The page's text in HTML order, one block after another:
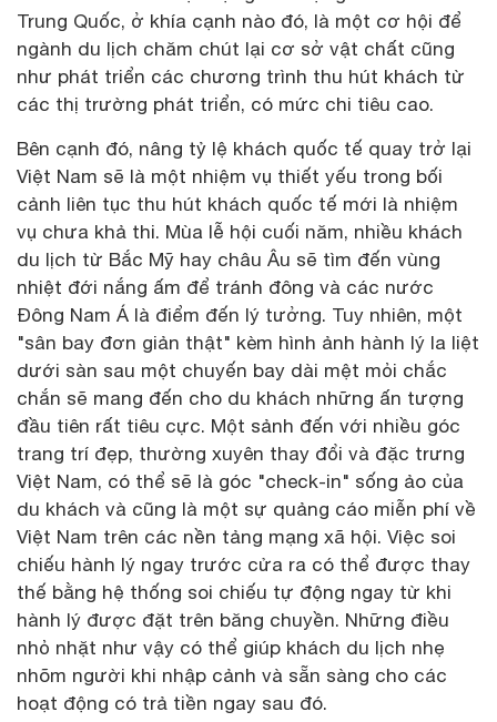
Trung Quốc, ở khía cạnh nào đó, là một cơ hội để
ngành du lịch chăm chút lại cơ sở vật chất cũng
như phát triển các chương trình thu hút khách từ
các thị trường phát triển, có mức chi tiêu cao.
Bên cạnh đó, nâng tỷ lệ khách quốc tế quay trở lại
Việt Nam sẽ là một nhiệm vụ thiết yếu trong bối
cảnh liên tục thu hút khách quốc tế mới là nhiệm
vụ chưa khả thi. Mùa lễ hội cuối năm, nhiều khách
du lịch từ Bắc Mỹ hay châu Âu sẽ tìm đến vùng
nhiệt đới nắng ấm để tránh đông và các nước
Đông Nam Á là điểm đến lý tưởng. Tuy nhiên, một
"sân bay đơn giản thật" kèm hình ảnh hành lý la liệt
dưới sàn sau một chuyến bay dài mệt mỏi chắc
chắn sẽ mang đến cho du khách những ấn tượng
đầu tiên rất tiêu cực. Một sảnh đến với nhiều góc
trang trí đẹp, thường xuyên thay đổi và đặc trưng
Việt Nam, có thể sẽ là góc "check-in" sống ảo của
du khách và cũng là một sự quảng cáo miễn phí về
Việt Nam trên các nền tảng mạng xã hội. Việc soi
chiếu hành lý ngay trước cửa ra có thể được thay
thế bằng hệ thống soi chiếu tự động ngay từ khi
hành lý được đặt trên băng chuyền. Những điều
nhỏ nhặt như vậy có thể giúp khách du lịch nhẹ
nhõm người khi nhập cảnh và sẵn sàng cho các
hoạt động có trả tiền ngay sau đó.